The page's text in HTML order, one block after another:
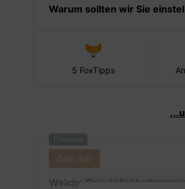
Warum sollten wir Sie
5 FoxTipps
Premium
Zum Job
Welche